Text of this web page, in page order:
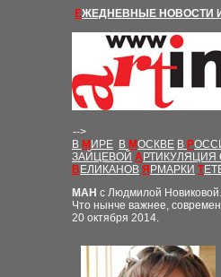
ЕЖЕДНЕВНЫЕ Н ОВОСТИ
-->
В М ИРЕ В МОСКВЕ В Р
ЗАЙЦЕВОЙ А
В ЕЛИКАНОВ Я РМАРКИ Т
МАН с Людмилой
Что нынче важнее,
20 октября 2014.